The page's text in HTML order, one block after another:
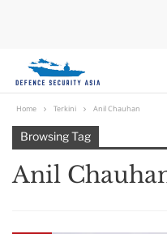
Home Terkini Anil Chauhan
Browsing Tag
Anil